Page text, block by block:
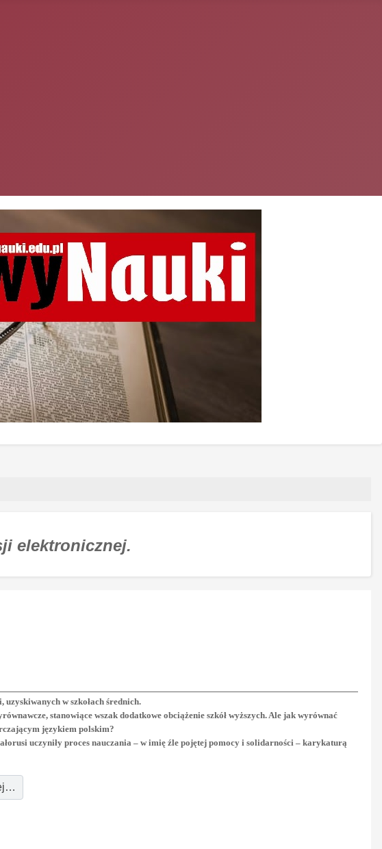
elektronicznej.
w szkołach średnich.
stanowiące wszak dodatkowe obciążenie szkół wyższych. Ale jak wyrównać
językiem polskim?
uczyniły proces nauczania – w imię źle pojętej pomocy i solidarności – karykaturą